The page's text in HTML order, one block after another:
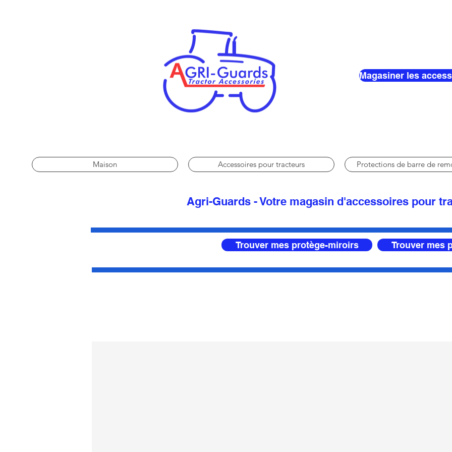
Magasiner les
Maison Accessoires pour tracteurs Protections de barre de
Agri-Guards - Votre magasin d'accessoires pour
Trouver mes protège-miroirs Trouver mes